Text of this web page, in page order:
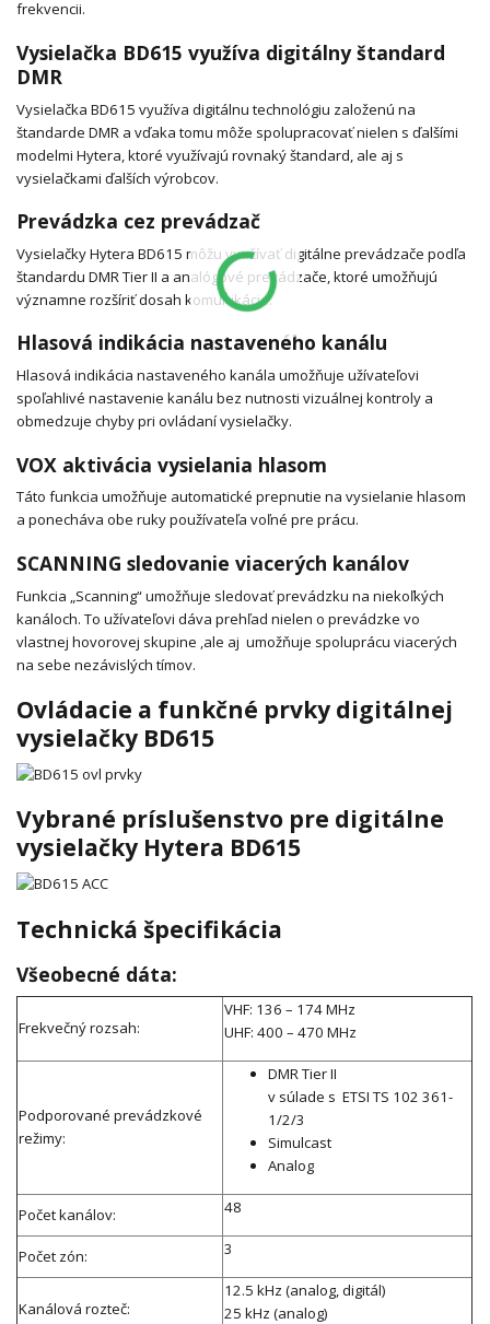
frekvencii.
Vysielačka BD615 využíva digitálny štandard
DMR
Vysielačka BD615 využíva digitálnu technológiu založenú na
štandarde DMR a vďaka tomu môže spolupracovať nielen s ďalšími
modelmi Hytera, ktoré využívajú rovnaký štandard, ale aj s
vysielačkami ďalších výrobcov.
Prevádzka cez prevádzač
Vysielačky Hytera BD615 môžu využívať digitálne prevádzače podľa
štandardu DMR Tier II a analógové prevádzače, ktoré umožňujú
významne rozšíriť dosah komunikácie.
Hlasová indikácia nastaveného kanálu
Hlasová indikácia nastaveného kanála umožňuje užívateľovi
spoľahlivé nastavenie kanálu bez nutnosti vizuálnej kontroly a
obmedzuje chyby pri ovládaní vysielačky.
VOX aktivácia vysielania hlasom
Táto funkcia umožňuje automatické prepnutie na vysielanie hlasom
a ponecháva obe ruky používateľa voľné pre prácu.
SCANNING sledovanie viacerých kanálov
Funkcia „Scanning“ umožňuje sledovať prevádzku na niekoľkých
kanáloch. To užívateľovi dáva prehľad nielen o prevádzke vo
vlastnej hovorovej skupine ,ale aj umožňuje spoluprácu viacerých
na sebe nezávislých tímov.
Ovládacie a funkčné prvky digitálnej
vysielačky BD615
Vybrané príslušenstvo pre digitálne
vysielačky Hytera BD615
Technická špecifikácia
Všeobecné dáta:
Frekvečný rozsah:
VHF: 136 – 174 MHz
UHF: 400 – 470 MHz
Podporované prevádzkové
režimy:
DMR Tier II
v súlade s ETSI TS 102 361-
1/2/3
Simulcast
Analog
Počet kanálov: 48
Počet zón: 3
Kanálová rozteč:
12.5 kHz (analog, digitál)
25 kHz (analog)